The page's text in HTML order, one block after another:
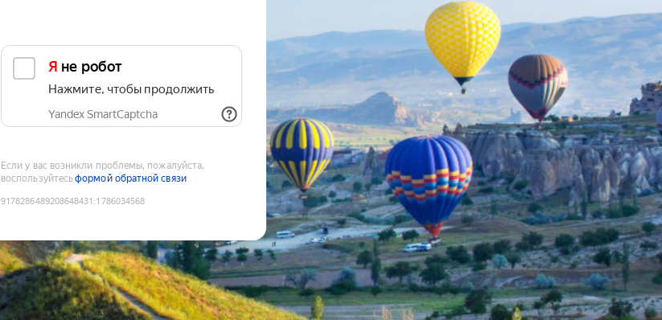
Я не робот
Нажмите, чтобы продолжить
Yandex SmartCaptcha
Если у вас возникли проблемы, пожалуйста,
воспользуйтесьформой обратной связи
9178286489208648431 :1786034568